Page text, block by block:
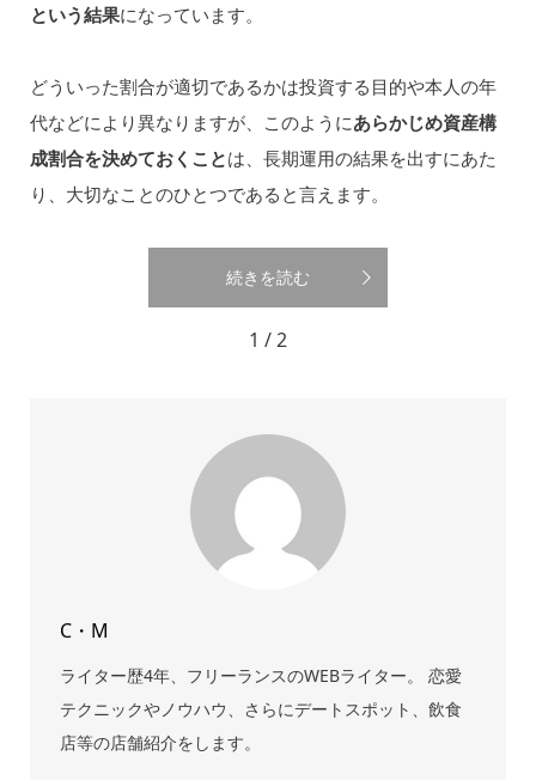
という結果になっています。
どういった割合が適切であるかは投資する目的や本人の年
代などにより異なりますが、このようにあらかじめ資産構
成割合を決めておくことは、長期運用の結果を出すにあた
り、大切なことのひとつであると言えます。
続きを読む
1 / 2
C・M
ライター歴4年、フリーランスのWEBライター。 恋愛
テクニックやノウハウ、さらにデートスポット、飲食
店等の店舗紹介をします。